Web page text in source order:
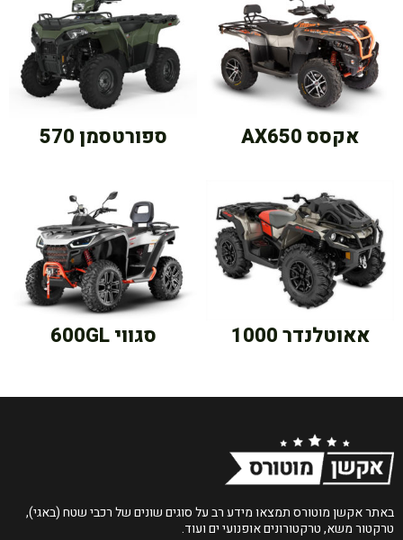
אקסס AX650 ספורטסמן 570
אאוטלנדר 1000 סגווי 600GL
באתר אקשן מוטורס תמצאו מידע רב על סוגים שונים של רכבי שטח (באגי),
טרקטור משא, טרקטורונים אופנועי ים ועוד.